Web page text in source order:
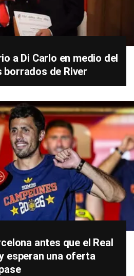
a Di Carlo en medio del
borrados de River
antes que el Real
esperan una oferta